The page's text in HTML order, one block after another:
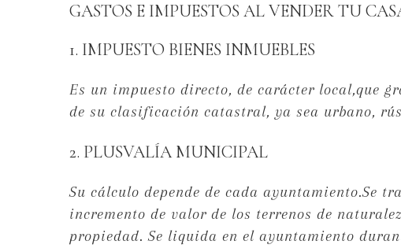
GASTOS E IMPUESTOS AL VENDER TU
1. IMPUESTO BIENES INMUEBLES
Es un impuesto directo, de carácter local,que
de su clasificación catastral, ya sea urbano,
2. PLUSVALÍA MUNICIPAL
Su cálculo depende de cada ayuntamiento.Se
incremento de valor de los terrenos de
propiedad. Se liquida en el ayuntamiento